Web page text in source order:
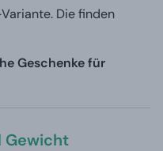
Die finden
Geschenke für
Gewicht